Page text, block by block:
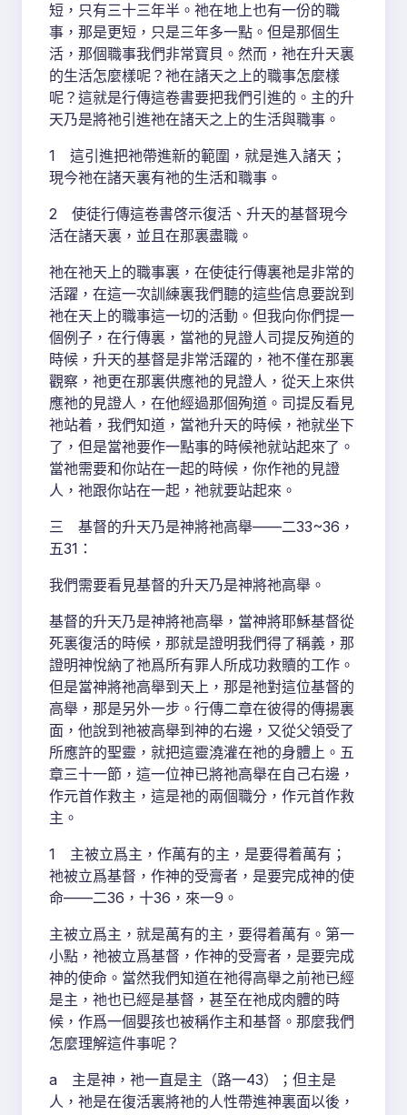
短，只有三十三年半。祂在地上也有一份的職
事，那是更短，只是三年多一點。但是那個生
活，那個職事我們非常寶貝。然而，祂在升天裏
的生活怎麼樣呢？祂在諸天之上的職事怎麼樣
呢？這就是行傳這卷書要把我們引進的。主的升
天乃是將祂引進祂在諸天之上的生活與職事。
1 這引進把祂帶進新的範圍，就是進入諸天；
現今祂在諸天裏有祂的生活和職事。
2 使徒行傳這卷書啓示復活、升天的基督現今
活在諸天裏，並且在那裏盡職。
祂在祂天上的職事裏，在使徒行傳裏祂是非常的
活躍，在這一次訓練裏我們聽的這些信息要說到
祂在天上的職事這一切的活動。但我向你們提一
個例子，在行傳裏，當祂的見證人司提反殉道的
時候，升天的基督是非常活躍的，祂不僅在那裏
觀察，祂更在那裏供應祂的見證人，從天上來供
應祂的見證人，在他經過那個殉道。司提反看見
祂站着，我們知道，當祂升天的時候，祂就坐下
了，但是當祂要作一點事的時候祂就站起來了。
當祂需要和你站在一起的時候，你作祂的見證
人，祂跟你站在一起，祂就要站起來。
三 基督的升天乃是神將祂高舉——二33~36，
五31：
我們需要看見基督的升天乃是神將祂高舉。
基督的升天乃是神將祂高舉，當神將耶穌基督從
死裏復活的時候，那就是證明我們得了稱義，那
證明神悅納了祂爲所有罪人所成功救贖的工作。
但是當神將祂高舉到天上，那是祂對這位基督的
高舉，那是另外一步。行傳二章在彼得的傳揚裏
面，他說到祂被高舉到神的右邊，又從父領受了
所應許的聖靈，就把這靈澆灌在祂的身體上。五
章三十一節，這一位神已將祂高舉在自己右邊，
作元首作救主，這是祂的兩個職分，作元首作救
主。
1 主被立爲主，作萬有的主，是要得着萬有；
祂被立爲基督，作神的受膏者，是要完成神的使
命——二36，十36，來一9。
主被立爲主，就是萬有的主，要得着萬有。第一
小點，祂被立爲基督，作神的受膏者，是要完成
神的使命。當然我們知道在祂得高舉之前祂已經
是主，祂也已經是基督，甚至在祂成肉體的時
候，作爲一個嬰孩也被稱作主和基督。那麼我們
怎麼理解這件事呢？
a 主是神，祂一直是主（路一43）；但主是
人，祂是在復活裏將祂的人性帶進神裏面以後，